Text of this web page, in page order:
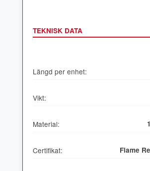
TEKNISK DATA
Längd per enhet:
Vikt:
Material:
Certifikat: Flame